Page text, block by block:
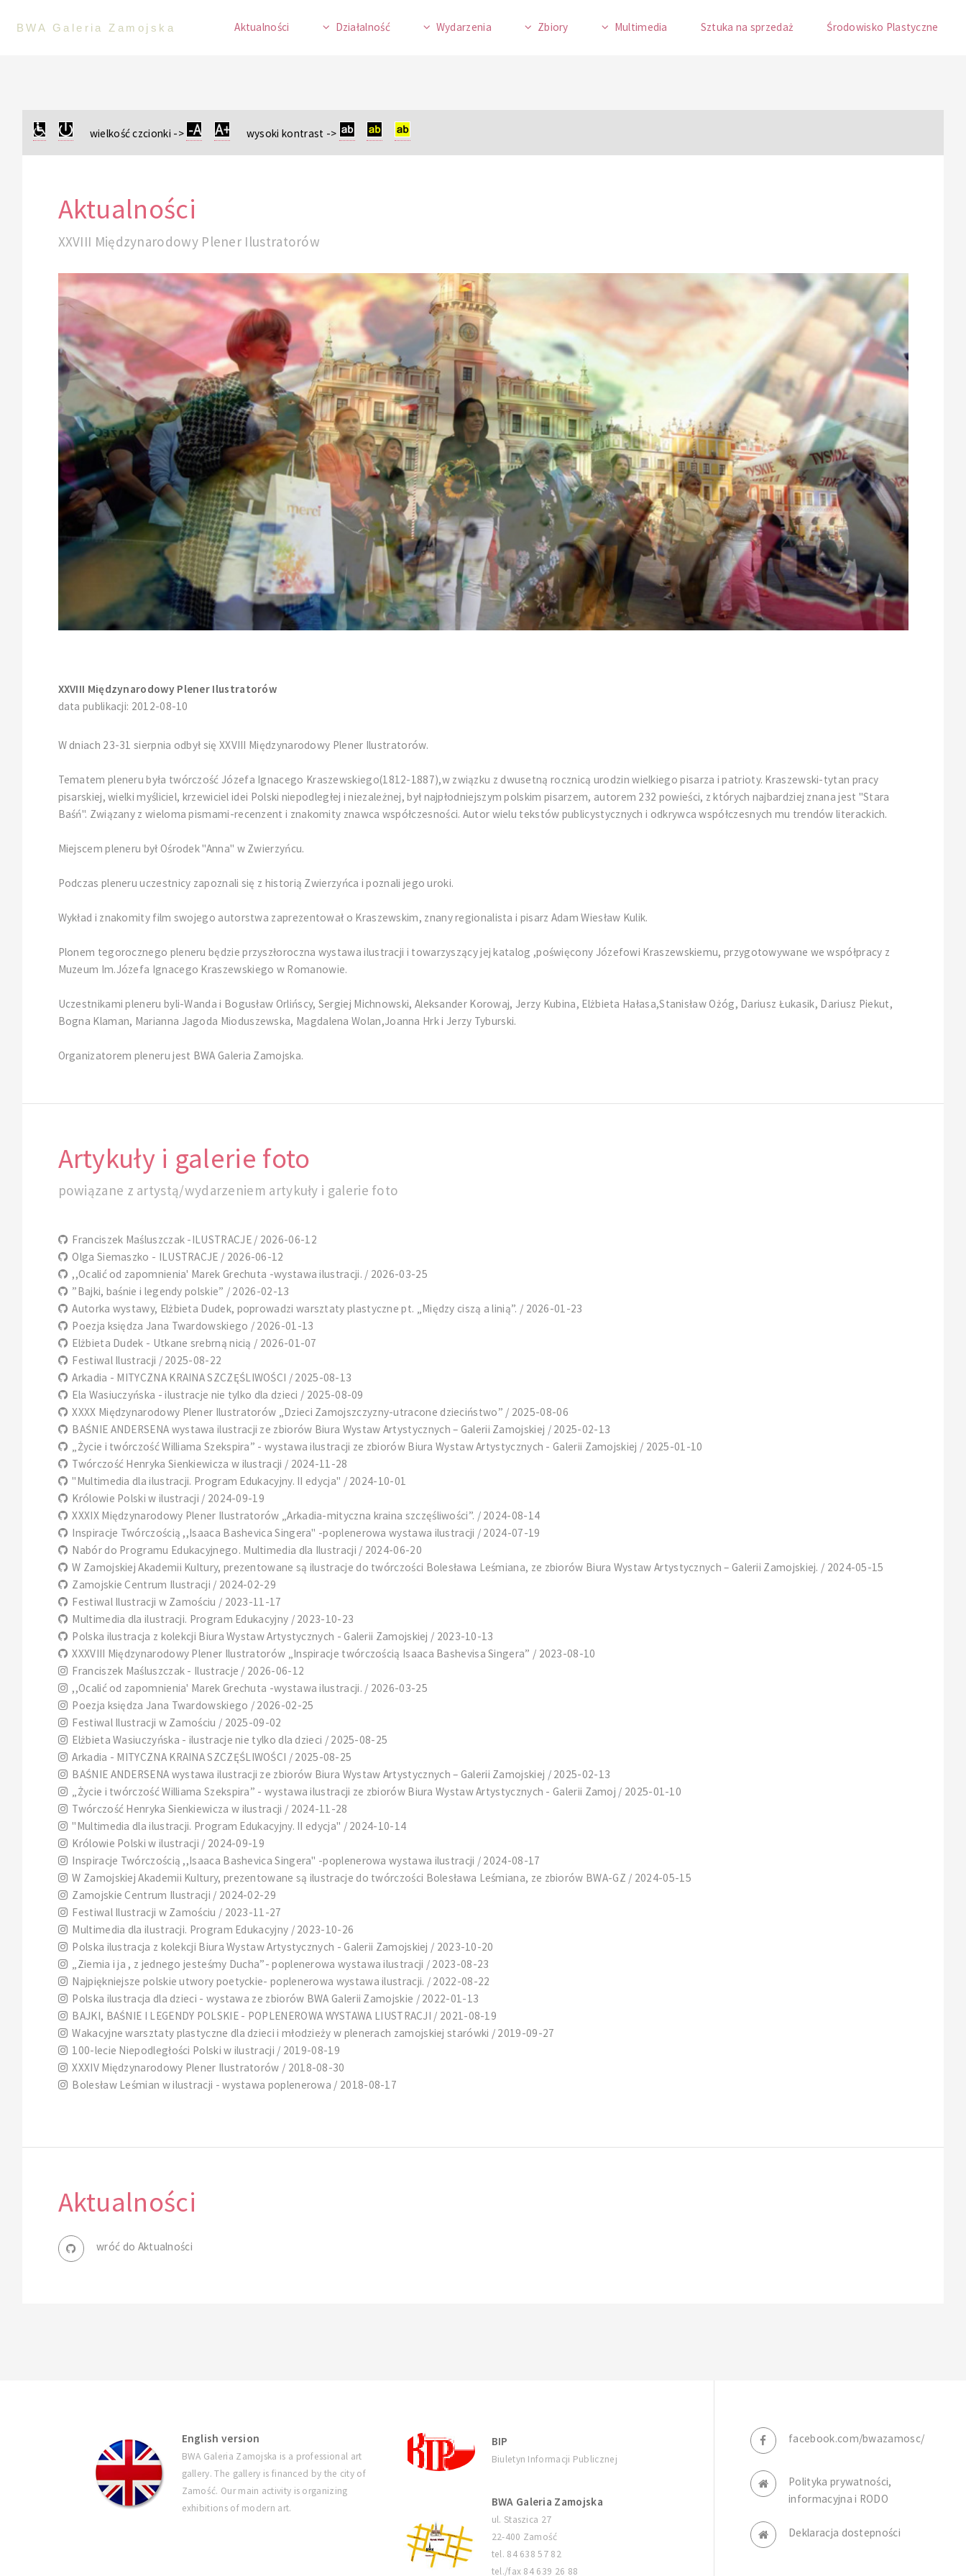
BWA Galeria Zamojska Aktualności Działalność Wydarzenia Zbiory Multimedia Sztuka na sprzedaż Środowisko Plastyczne
wielkość czcionki -> wysoki kontrast ->
Aktualności
XXVIII Międzynarodowy Plener Ilustratorów
XXVIII Międzynarodowy Plener Ilustratorów
data publikacji: 2012-08-10
W dniach 23-31 sierpnia odbył się XXVIII Międzynarodowy Plener Ilustratorów.
Tematem pleneru była twórczość Józefa Ignacego Kraszewskiego(1812-1887),w związku z dwusetną rocznicą urodzin wielkiego pisarza i patrioty. Kraszewski-tytan pracy
pisarskiej, wielki myśliciel, krzewiciel idei Polski niepodległej i niezależnej, był najpłodniejszym polskim pisarzem, autorem 232 powieści, z których najbardziej znana jest "Stara
Baśń". Związany z wieloma pismami-recenzent i znakomity znawca współczesności. Autor wielu tekstów publicystycznych i odkrywca współczesnych mu trendów literackich.
Miejscem pleneru był Ośrodek "Anna" w Zwierzyńcu.
Podczas pleneru uczestnicy zapoznali się z historią Zwierzyńca i poznali jego uroki.
Wykład i znakomity film swojego autorstwa zaprezentował o Kraszewskim, znany regionalista i pisarz Adam Wiesław Kulik.
Plonem tegorocznego pleneru będzie przyszłoroczna wystawa ilustracji i towarzyszący jej katalog ,poświęcony Józefowi Kraszewskiemu, przygotowywane we współpracy z
Muzeum Im.Józefa Ignacego Kraszewskiego w Romanowie.
Uczestnikami pleneru byli-Wanda i Bogusław Orlińscy, Sergiej Michnowski, Aleksander Korowaj, Jerzy Kubina, Elżbieta Hałasa,Stanisław Ożóg, Dariusz Łukasik, Dariusz Piekut,
Bogna Klaman, Marianna Jagoda Mioduszewska, Magdalena Wolan,Joanna Hrk i Jerzy Tyburski.
Organizatorem pleneru jest BWA Galeria Zamojska.
Artykuły i galerie foto
powiązane z artystą/wydarzeniem artykuły i galerie foto
Franciszek Maśluszczak -ILUSTRACJE / 2026-06-12
Olga Siemaszko - ILUSTRACJE / 2026-06-12
,,Ocalić od zapomnienia' Marek Grechuta -wystawa ilustracji. / 2026-03-25
”Bajki, baśnie i legendy polskie” / 2026-02-13
Autorka wystawy, Elżbieta Dudek, poprowadzi warsztaty plastyczne pt. „Między ciszą a linią”. / 2026-01-23
Poezja księdza Jana Twardowskiego / 2026-01-13
Elżbieta Dudek - Utkane srebrną nicią / 2026-01-07
Festiwal Ilustracji / 2025-08-22
Arkadia - MITYCZNA KRAINA SZCZĘŚLIWOŚCI / 2025-08-13
Ela Wasiuczyńska - ilustracje nie tylko dla dzieci / 2025-08-09
XXXX Międzynarodowy Plener Ilustratorów „Dzieci Zamojszczyzny-utracone dzieciństwo” / 2025-08-06
BAŚNIE ANDERSENA wystawa ilustracji ze zbiorów Biura Wystaw Artystycznych – Galerii Zamojskiej / 2025-02-13
„Życie i twórczość Williama Szekspira” - wystawa ilustracji ze zbiorów Biura Wystaw Artystycznych - Galerii Zamojskiej / 2025-01-10
Twórczość Henryka Sienkiewicza w ilustracji / 2024-11-28
"Multimedia dla ilustracji. Program Edukacyjny. II edycja" / 2024-10-01
Królowie Polski w ilustracji / 2024-09-19
XXXIX Międzynarodowy Plener Ilustratorów „Arkadia-mityczna kraina szczęśliwości”. / 2024-08-14
Inspiracje Twórczością ,,Isaaca Bashevica Singera" -poplenerowa wystawa ilustracji / 2024-07-19
Nabór do Programu Edukacyjnego. Multimedia dla Ilustracji / 2024-06-20
W Zamojskiej Akademii Kultury, prezentowane są ilustracje do twórczości Bolesława Leśmiana, ze zbiorów Biura Wystaw Artystycznych – Galerii Zamojskiej. / 2024-05-15
Zamojskie Centrum Ilustracji / 2024-02-29
Festiwal Ilustracji w Zamościu / 2023-11-17
Multimedia dla ilustracji. Program Edukacyjny / 2023-10-23
Polska ilustracja z kolekcji Biura Wystaw Artystycznych - Galerii Zamojskiej / 2023-10-13
XXXVIII Międzynarodowy Plener Ilustratorów „Inspiracje twórczością Isaaca Bashevisa Singera” / 2023-08-10
Franciszek Maśluszczak - Ilustracje / 2026-06-12
,,Ocalić od zapomnienia' Marek Grechuta -wystawa ilustracji. / 2026-03-25
Poezja księdza Jana Twardowskiego / 2026-02-25
Festiwal Ilustracji w Zamościu / 2025-09-02
Elżbieta Wasiuczyńska - ilustracje nie tylko dla dzieci / 2025-08-25
Arkadia - MITYCZNA KRAINA SZCZĘŚLIWOŚCI / 2025-08-25
BAŚNIE ANDERSENA wystawa ilustracji ze zbiorów Biura Wystaw Artystycznych – Galerii Zamojskiej / 2025-02-13
„Życie i twórczość Williama Szekspira” - wystawa ilustracji ze zbiorów Biura Wystaw Artystycznych - Galerii Zamoj / 2025-01-10
Twórczość Henryka Sienkiewicza w ilustracji / 2024-11-28
"Multimedia dla ilustracji. Program Edukacyjny. II edycja" / 2024-10-14
Królowie Polski w ilustracji / 2024-09-19
Inspiracje Twórczością ,,Isaaca Bashevica Singera" -poplenerowa wystawa ilustracji / 2024-08-17
W Zamojskiej Akademii Kultury, prezentowane są ilustracje do twórczości Bolesława Leśmiana, ze zbiorów BWA-GZ / 2024-05-15
Zamojskie Centrum Ilustracji / 2024-02-29
Festiwal Ilustracji w Zamościu / 2023-11-27
Multimedia dla ilustracji. Program Edukacyjny / 2023-10-26
Polska ilustracja z kolekcji Biura Wystaw Artystycznych - Galerii Zamojskiej / 2023-10-20
„Ziemia i ja , z jednego jesteśmy Ducha”- poplenerowa wystawa ilustracji / 2023-08-23
Najpiękniejsze polskie utwory poetyckie- poplenerowa wystawa ilustracji. / 2022-08-22
Polska ilustracja dla dzieci - wystawa ze zbiorów BWA Galerii Zamojskie / 2022-01-13
BAJKI, BAŚNIE I LEGENDY POLSKIE - POPLENEROWA WYSTAWA LIUSTRACJI / 2021-08-19
Wakacyjne warsztaty plastyczne dla dzieci i młodzieży w plenerach zamojskiej starówki / 2019-09-27
100-lecie Niepodległości Polski w ilustracji / 2019-08-19
XXXIV Międzynarodowy Plener Ilustratorów / 2018-08-30
Bolesław Leśmian w ilustracji - wystawa poplenerowa / 2018-08-17
Aktualności
wróć do Aktualności
English version
BWA Galeria Zamojska is a professional art
gallery. The gallery is financed by the city of
Zamość. Our main activity is organizing
exhibitions of modern art.
BIP
Biuletyn Informacji Publicznej
BWA Galeria Zamojska
ul. Staszica 27
22-400 Zamość
tel. 84 638 57 82
tel./fax 84 639 26 88
facebook.com/bwazamosc/
Polityka prywatności,
informacyjna i RODO
Deklaracja dostepności